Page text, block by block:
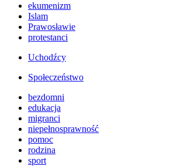
ekumenizm
Islam
Prawosławie
protestanci
Uchodźcy
Społeczeństwo
bezdomni
edukacja
migranci
niepełnosprawność
pomoc
rodzina
sport